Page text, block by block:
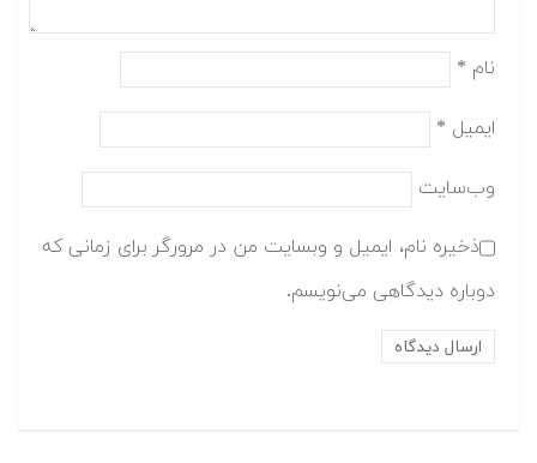
نام *
ایمیل *
وب‌سایت
ذخیره نام، ایمیل و وبسایت من در مرورگر برای زمانی که
دوباره دیدگاهی می‌نویسم.